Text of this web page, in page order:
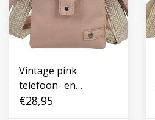
Vintage pink
telefoon- en
schoudertasje Keith
€28,95